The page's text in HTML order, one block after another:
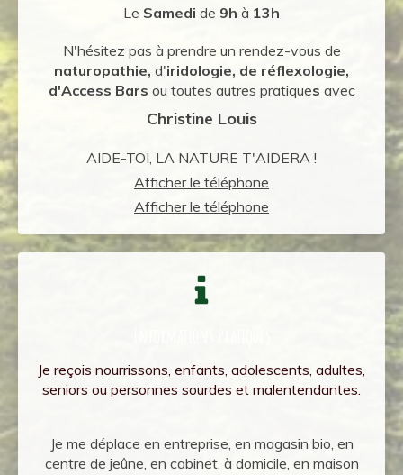
Le Samedi de 9h à 13h
N'hésitez pas à prendre un rendez-vous de
naturopathie, d'iridologie, de réflexologie,
d'Access Bars ou toutes autres pratiques avec
Christine Louis
AIDE-TOI, LA NATURE T'AIDERA !
Afficher le téléphone
Afficher le téléphone
Je reçois nourrissons, enfants, adolescents, adultes,
seniors ou personnes sourdes et malentendantes.
Je me déplace en entreprise, en magasin bio, en
centre de jeûne, en cabinet, à domicile, en maison